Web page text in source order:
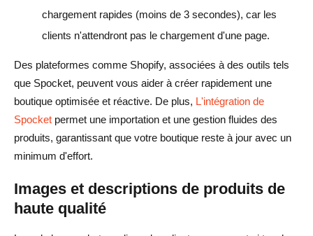
chargement rapides (moins de 3 secondes), car les
clients n'attendront pas le chargement d'une page.
Des plateformes comme Shopify, associées à des outils tels
que Spocket, peuvent vous aider à créer rapidement une
boutique optimisée et réactive. De plus, L'intégration de
Spocket permet une importation et une gestion fluides des
produits, garantissant que votre boutique reste à jour avec un
minimum d'effort.
Images et descriptions de produits de
haute qualité